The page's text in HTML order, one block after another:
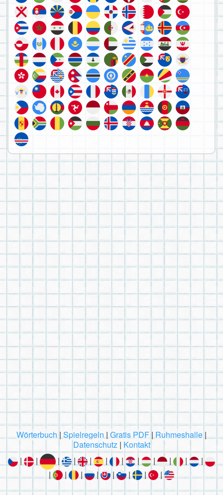
Wörterbuch | Spielregeln | Gratis PDF | Ruhmeshalle |
Datenschutz | Kontakt
|
| | | | | | | | | |
|
|
| | | | | | |